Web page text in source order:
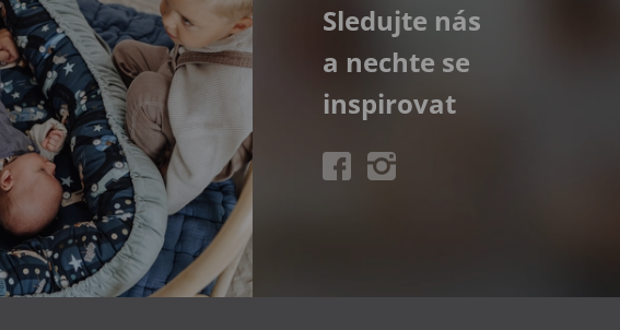
Sledujte nás
a nechte se
inspirovat